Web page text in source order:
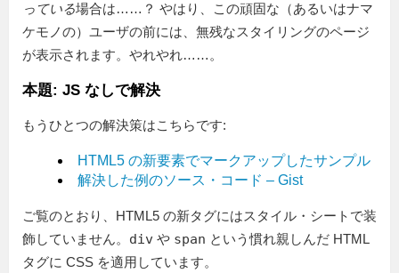
っている場合は……？ やはり、この頑固な（あるいはナマ
ケモノの）ユーザの前には、無残なスタイリングのページ
が表示されます。やれやれ……。
本題: JS なしで解決
もうひとつの解決策はこちらです:
HTML5 の新要素でマークアップしたサンプル
解決した例のソース・コード – Gist
ご覧のとおり、HTML5 の新タグにはスタイル・シートで装
飾していません。 div や span という慣れ親しんだ HTML
タグに CSS を適用しています。